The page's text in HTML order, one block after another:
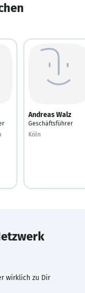
Andreas Walz
Geschäftsführer
Köln
wirklich zu Dir